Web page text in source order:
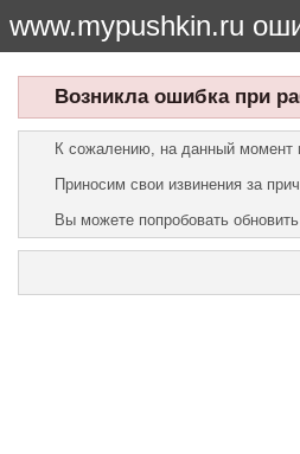
www.mypushkin.ru
Возникла ошибка при
К сожалению, на данный момент
Приносим свои извинения за
Вы можете попробовать